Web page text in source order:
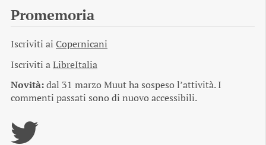
Promemoria
Iscriviti ai Copernicani
Iscriviti aLibreItalia
Novità:dal 31 marzo Muut ha sospeso l’attività. I
commenti passati sono di nuovo accessibili.